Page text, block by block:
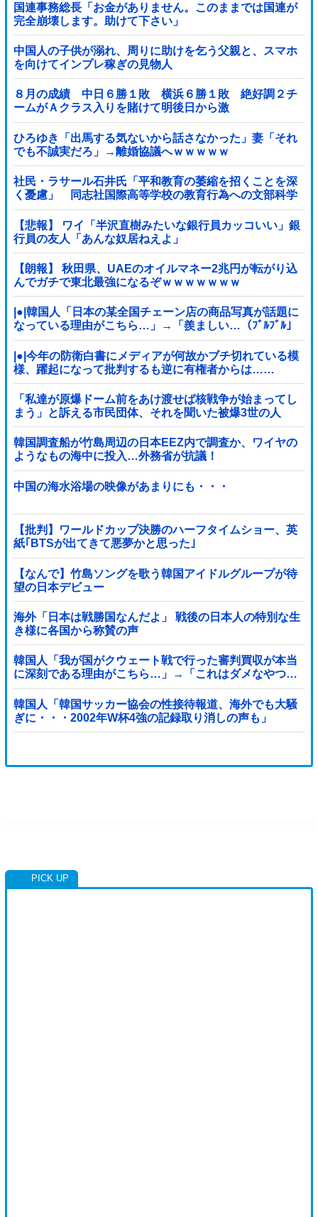
国連事務総長「お金がありません。このままでは国連が
完全崩壊します。助けて下さい」
中国人の子供が溺れ、周りに助けを乞う父親と、スマホ
を向けてインプレ稼ぎの見物人
８月の成績 中日６勝１敗 横浜６勝１敗 絶好調２チ
ームがＡクラス入りを賭けて明後日から激
突！！！！！！！！！他
ひろゆき「出馬する気ないから話さなかった」妻「それ
でも不誠実だろ」→離婚協議へｗｗｗｗｗ
社民・ラサール石井氏「平和教育の萎縮を招くことを深
く憂慮」 同志社国際高等学校の教育行為への文部科学
省の対応に関する質問主意書 [少考さん★]
【悲報】 ワイ「半沢直樹みたいな銀行員カッコいい」銀
行員の友人「あんな奴居ねえよ」
【朗報】 秋田県、UAEのオイルマネー2兆円が転がり込
んでガチで東北最強になるぞｗｗｗｗｗｗｗ
|●|韓国人「日本の某全国チェーン店の商品写真が話題に
なっている理由がこちら…」→「羨ましい…（ﾌﾞﾙﾌﾞﾙ」
＝韓国の反応
|●|今年の防衛白書にメディアが何故かブチ切れている模
様、躍起になって批判するも逆に有権者からは……
「私達が原爆ドーム前をあけ渡せば核戦争が始まってし
まう」と訴える市民団体、それを聞いた被爆3世の人
が……
韓国調査船が竹島周辺の日本EEZ内で調査か、ワイヤの
ようなもの海中に投入…外務省が抗議！
中国の海水浴場の映像があまりにも・・・
【批判】ワールドカップ決勝のハーフタイムショー、英
紙｢BTSが出てきて悪夢かと思った｣
【なんで】竹島ソングを歌う韓国アイドルグループが待
望の日本デビュー
海外「日本は戦勝国なんだよ」 戦後の日本人の特別な生
き様に各国から称賛の声
韓国人「我が国がクウェート戦で行った審判買収が本当
に深刻である理由がこちら…」→「これはダメなやつ…
（ブルブル」＝韓国の反応
韓国人「韓国サッカー協会の性接待報道、海外でも大騒
ぎに・・・2002年W杯4強の記録取り消しの声も」
→「マジで国の恥だ」「2002年まで疑う価値がある」